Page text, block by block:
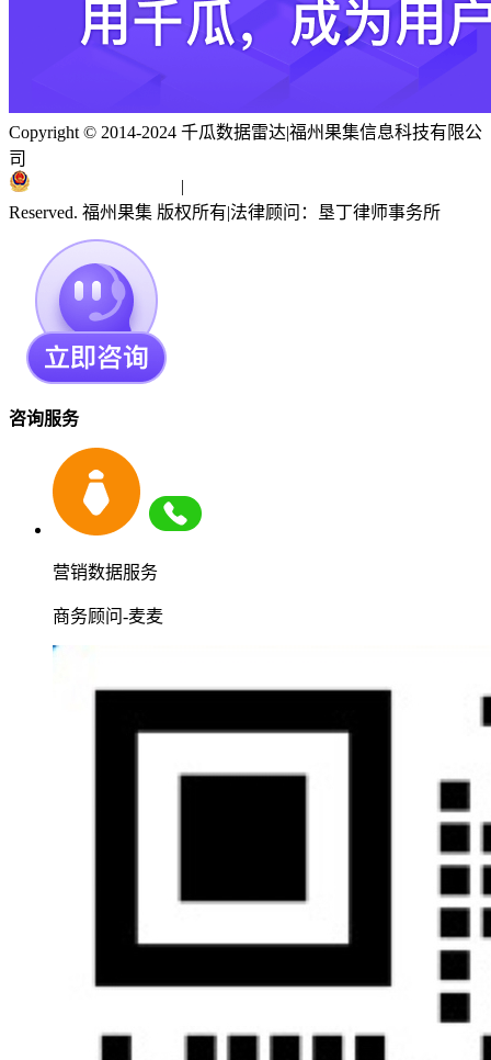
Copyright © 2014-2024 千瓜数据雷达|福州果集信息科技有限公
司
|
Reserved. 福州果集 版权所有|法律顾问：垦丁律师事务所
咨询服务
营销数据服务
商务顾问-麦麦